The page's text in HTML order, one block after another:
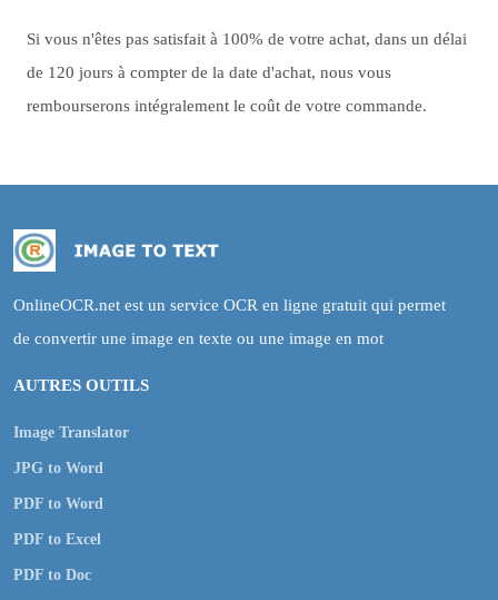
Si vous n'êtes pas satisfait à 100% de votre achat, dans un délai
de 120 jours à compter de la date d'achat, nous vous
rembourserons intégralement le coût de votre commande.
OnlineOCR.net est un service OCR en ligne gratuit qui permet
de convertir une image en texte ou une image en mot
AUTRES OUTILS
Image Translator
JPG to Word
PDF to Word
PDF to Excel
PDF to Doc